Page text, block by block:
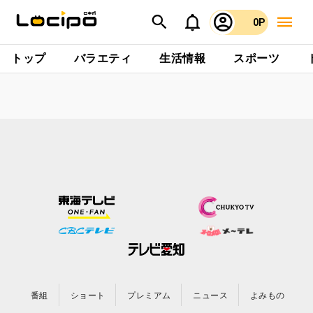
0P
トップ バラエティ 生活情報 スポーツ
番組 ショート プレミアム ニュース よみもの